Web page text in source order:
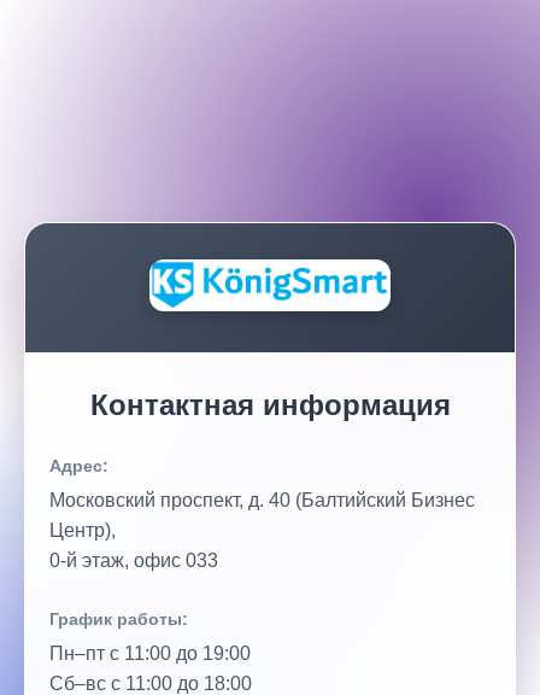
Контактная информация
Адрес:
Московский проспект, д. 40 (Балтийский Бизнес
Центр),
0‑й этаж, офис 033
График работы:
Пн–пт с 11:00 до 19:00
Сб–вс с 11:00 до 18:00